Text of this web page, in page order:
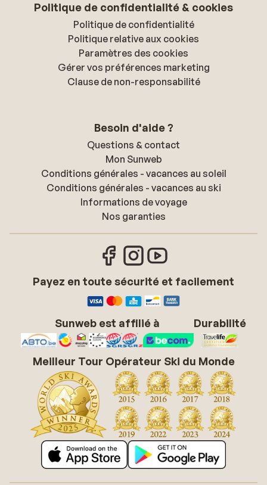
Politique de confidentialité & cookies
Politique de confidentialité
Politique relative aux cookies
Paramètres des cookies
Gérer vos préférences marketing
Clause de non-responsabilité
Besoin d'aide ?
Questions & contact
Mon Sunweb
Conditions générales - vacances au soleil
Conditions générales - vacances au ski
Informations de voyage
Nos garanties
Payez en toute sécurité et facilement
Sunweb est affilié à Durabilité
Meilleur Tour Opérateur Ski du Monde